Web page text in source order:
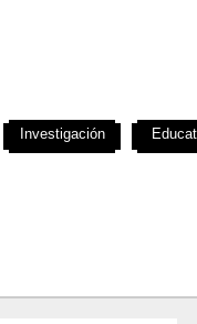
Investigación